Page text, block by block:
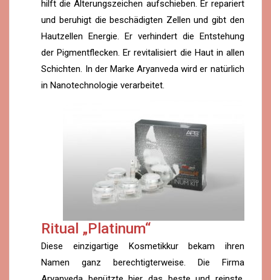
hilft die Alterungszeichen aufschieben. Er repariert
und beruhigt die beschädigten Zellen und gibt den
Hautzellen Energie. Er verhindert die Entstehung
der Pigmentflecken. Er revitalisiert die Haut in allen
Schichten. In der Marke Aryanveda wird er natürlich
in Nanotechnologie verarbeitet.
Ritual „Platinum“
Diese einzigartige Kosmetikkur bekam ihren
Namen ganz berechtigterweise. Die Firma